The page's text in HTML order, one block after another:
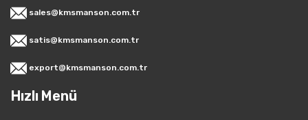
sales@kmsmanson.com.tr
satis@kmsmanson.com.tr
export@kmsmanson.com.tr
Hızlı Menü